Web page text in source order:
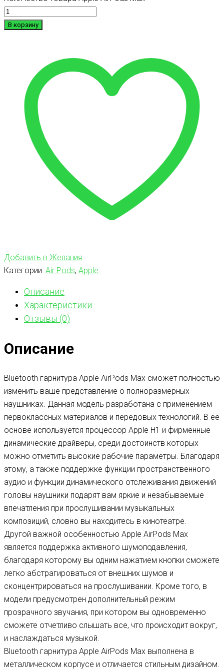
В корзину
Добавить в Желания
Категории: Air Pods, Apple
Описание
Характеристики
Отзывы (0)
Описание
Bluetooth гарнитура Apple AirPods Max сможет полностью
изменить ваше представление о полноразмерных
наушниках. Данная модель разработана с применением
первоклассных материалов и передовых технологий. В ее
основе используется процессор Apple H1 и фирменные
динамические драйверы, среди достоинств которых
можно отметить высокие рабочие параметры. Благодаря
этому, а также поддержке функции пространственного
аудио и функции динамического отслеживания движений
головы наушники подарят вам яркие и незабываемые
впечатления при прослушивании музыкальных
композиций, словно вы находитесь в кинотеатре.
Другой важной особенностью Apple AirPods Max
является поддержка активного шумоподавления,
благодаря которому вы одним нажатием кнопки сможете
легко абстрагироваться от внешних шумов и
сконцентрироваться на прослушивании. Кроме того, в
модели предусмотрен дополнительный режим
прозрачного звучания, при котором вы одновременно
сможете отчетливо слышать все, что происходит вокруг,
и наслаждаться музыкой.
Bluetooth гарнитура Apple AirPods Max выполнена в
металлическом корпусе и отличается стильным дизайном.